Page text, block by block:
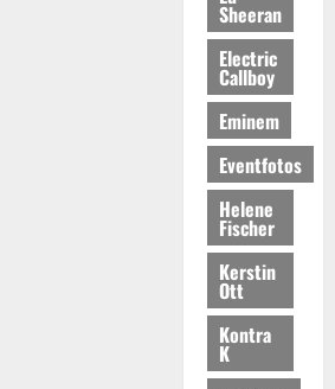
Sheeran
Electric
Callboy
Eminem
Eventfotos
Helene
Fischer
Kerstin
Ott
Kontra
K